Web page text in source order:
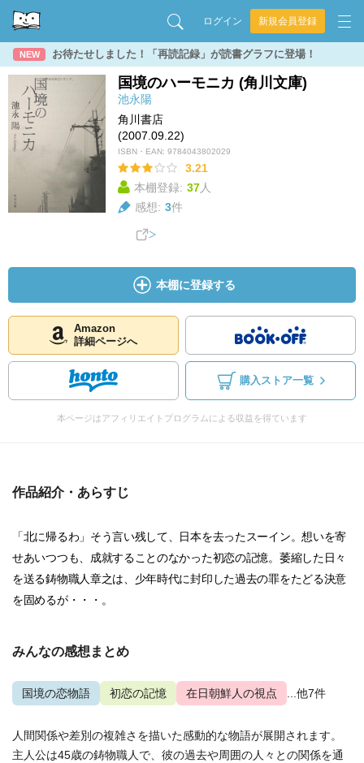
ログイン 新規会員登録
NEW お待たせしました！「再読記録」が読書グラフに登場！
国境のハーモニカ (角川文庫)
池永陽
角川書店
(2007.09.22)
ISBN・EAN: 9784043802029
3.21
本棚登録: 37人
感想: 3件
本棚に登録する
Amazon
詳細ページへ
購入ストア一覧
本ページはアフィリエイトプログラムによる収益を得ています
作品紹介・あらすじ
「北に帰るわ」そう言い残して、日本を去ったスーイン。想いを寄
せあいつつも、成就することのなかった初恋の記憶。萎縮した日々
を送る鋳物職人章之は、少年時代に封印した過去の罪をたどる決意
を固めるが・・・。
みんなの感想まとめ
国境の恋物語 初恋の記憶 在日朝鮮人の視点 ...他7件
人間関係や差別の複雑さを描いた感動的な物語が展開されます。
主人公は45歳の鋳物職人で、彼の過去や周囲の人々との関係を通